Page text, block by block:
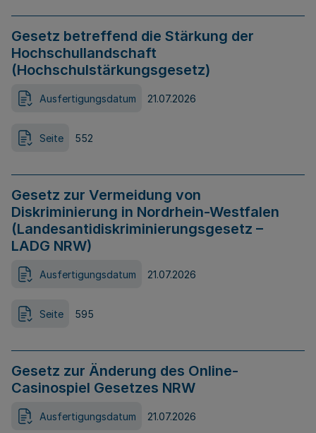
Gesetz betreffend die Stärkung der
Hochschullandschaft
(Hochschulstärkungsgesetz)
Ausfertigungsdatum 21.07.2026
Seite 552
Gesetz zur Vermeidung von
Diskriminierung in Nordrhein-Westfalen
(Landesantidiskriminierungsgesetz –
LADG NRW)
Ausfertigungsdatum 21.07.2026
Seite 595
Gesetz zur Änderung des Online-
Casinospiel Gesetzes NRW
Ausfertigungsdatum 21.07.2026